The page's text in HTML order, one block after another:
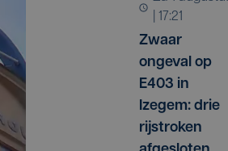
| 17:21
Zwaar
ongeval op
E403 in
Izegem: drie
rijstroken